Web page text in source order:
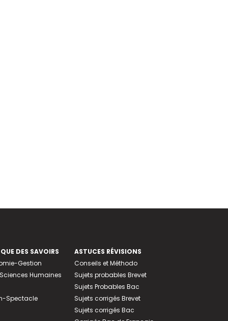
DES SAVOIRS
Gestion
Humaines
Spectacle
ASTUCES RÉVISIONS
Conseils et Méthodo
Sujets probables Brevet
Sujets Probables Bac
Sujets corrigés Brevet
Sujets corrigés Bac